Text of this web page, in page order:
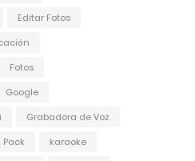
Editar Fotos
Fotos
Google
Grabadora de Voz
Pack
karaoke